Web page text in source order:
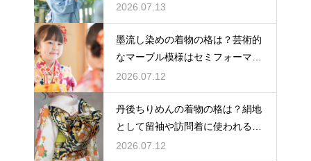
げで格調アップ
2026.07.13
墨流し染めの着物の格は？芸術的
なマーブル模様はセミフォーマル
な装いにも映える
2026.07.12
丹後ちりめんの着物の格は？絹地
として留袖や訪問着に使われる高
級素材
2026.07.12